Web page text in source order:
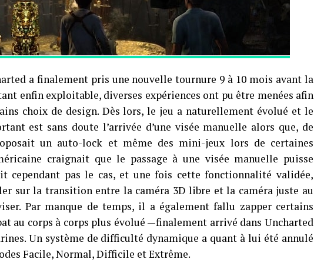
a finalement pris une nouvelle tournure 9 à 10 mois avant la
enfin exploitable, diverses expériences ont pu être menées afin
choix de design. Dès lors, le jeu a naturellement évolué et le
est sans doute l’arrivée d’une visée manuelle alors que, de
un auto-lock et même des mini-jeux lors de certaines
craignait que le passage à une visée manuelle puisse
cependant pas le cas, et une fois cette fonctionnalité validée,
sur la transition entre la caméra 3D libre et la caméra juste au
Par manque de temps, il a également fallu zapper certains
au corps à corps plus évolué —finalement arrivé dans Uncharted
Un système de difficulté dynamique a quant à lui été annulé
Facile, Normal, Difficile et Extrême.